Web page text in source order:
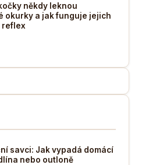
někdy leknou
okurky a jak funguje jejich
reflex
savci: Jak vypadá domácí
nebo outloně